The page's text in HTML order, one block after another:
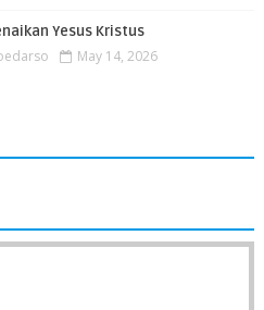
Yesus Kristus
May 14, 2026